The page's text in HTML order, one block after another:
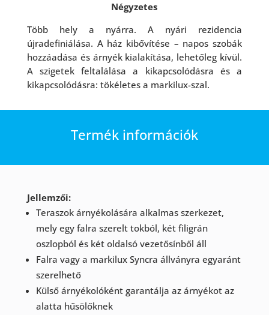
Négyzetes
Több hely a nyárra. A nyári rezidencia
újradefiniálása. A ház kibővítése – napos szobák
hozzáadása és árnyék kialakítása, lehetőleg kívül.
A szigetek feltalálása a kikapcsolódásra és a
kikapcsolódásra: tökéletes a markilux-szal.
Termék információk
Jellemzői:
Teraszok árnyékolására alkalmas szerkezet,
mely egy falra szerelt tokból, két filigrán
oszlopból és két oldalsó vezetősínből áll
Falra vagy a markilux Syncra állványra egyaránt
szerelhető
Külső árnyékolóként garantálja az árnyékot az
alatta hűsölőknek